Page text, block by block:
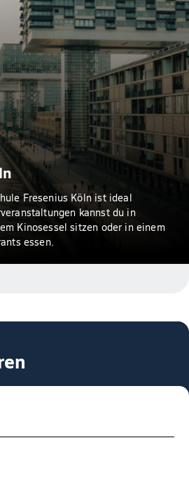
Fresenius Köln ist ideal
kannst du in
Kinosessel sitzen oder in einem
essen.